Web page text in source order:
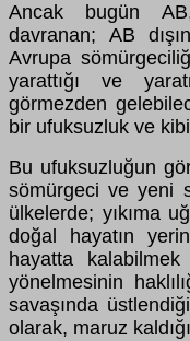
Ancak bugün
davranan; AB
Avrupa sömü
yarattığı ve
görmezden
bir ufuksuzluk ve
Bu ufuksuzluğun gö
sömürgeci ve yeni
ü lkelerde; yıkıma
doğal hayatın
hayatta
yönelmesinin
savaşında üstlendiği
olarak, maruz